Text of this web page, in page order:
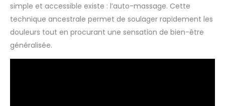
simple et accessible existe : l’auto-massage. Cette
technique ancestrale permet de soulager rapidement les
douleurs tout en procurant une sensation de bien-être
généralisée.